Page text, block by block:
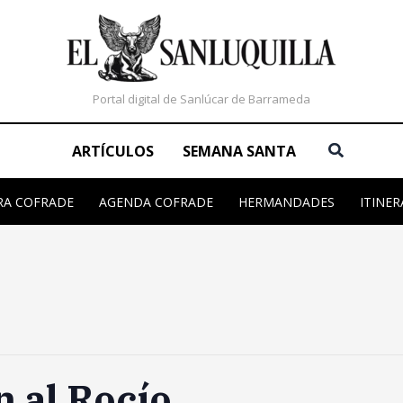
Portal digital de Sanlúcar de Barrameda
ARTÍCULOS SEMANA SANTA Buscar
COFRADE AGENDA COFRADE HERMANDADES